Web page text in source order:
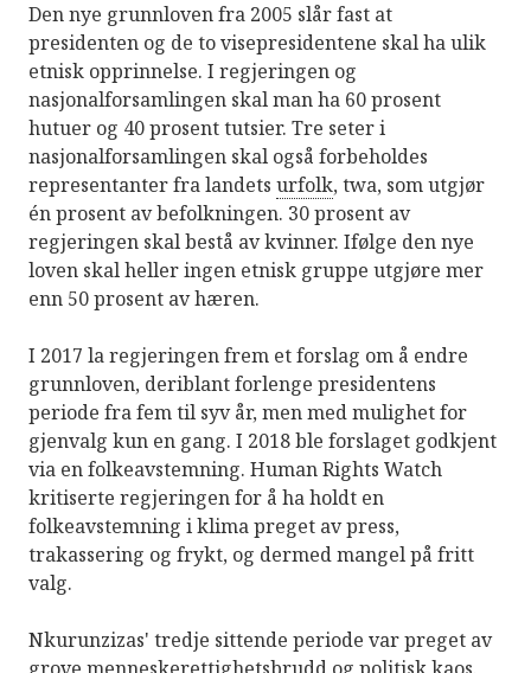
Den nye grunnloven fra 2005 slår fast at
presidenten og de to visepresidentene skal ha ulik
etnisk opprinnelse. I regjeringen og
nasjonalforsamlingen skal man ha 60 prosent
hutuer og 40 prosent tutsier. Tre seter i
nasjonalforsamlingen skal også forbeholdes
representanter fra landets urfolk, twa, som utgjør
én prosent av befolkningen. 30 prosent av
regjeringen skal bestå av kvinner. Ifølge den nye
loven skal heller ingen etnisk gruppe utgjøre mer
enn 50 prosent av hæren.
I 2017 la regjeringen frem et forslag om å endre
grunnloven, deriblant forlenge presidentens
periode fra fem til syv år, men med mulighet for
gjenvalg kun en gang. I 2018 ble forslaget godkjent
via en folkeavstemning. Human Rights Watch
kritiserte regjeringen for å ha holdt en
folkeavstemning i klima preget av press,
trakassering og frykt, og dermed mangel på fritt
valg.
Nkurunzizas' tredje sittende periode var preget av